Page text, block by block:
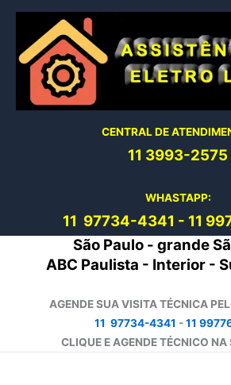
conteúdo
CENTRAL DE
11 3993-2575
WHASTAPP:
11 97734-4341 - 11
São Paulo - grande
ABC Paulista - Interior -
AGENDE SUA VISITA TÉCNICA
11 97734-4341 -11
CLIQUE E AGENDE TÉCNICO NA